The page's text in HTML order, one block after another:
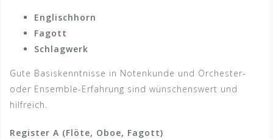
Englischhorn
Fagott
Schlagwerk
Gute Basiskenntnisse in Notenkunde und Orchester-
oder Ensemble-Erfahrung sind wünschenswert und
hilfreich.
Register A (Flöte, Oboe, Fagott)